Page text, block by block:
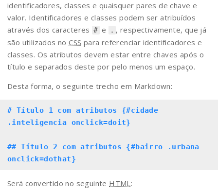
identificadores, classes e quaisquer pares de chave e
valor. Identificadores e classes podem ser atribuídos
através dos caracteres # e . , respectivamente, que já
são utilizados noCSS para referenciar identificadores e
classes. Os atributos devem estar entre chaves após o
título e separados deste por pelo menos um espaço.
Desta forma, o seguinte trecho em Markdown:
# Título 1 com atributos {#cidade
.inteligencia onclick=doit}
## Título 2 com atributos {#bairro .urbana
onclick=dothat}
Será convertido no seguinte HTML: